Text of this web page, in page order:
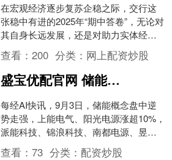
在宏观经济逐步复苏企稳之际，交行这
张稳中有进的2025年“期中答卷”，无论对
其自身长远发展，还是对助力实体经济
稳健前行，都具有重要意义。 2025年，
交行的业绩....
查看：200 分类： 网上配资炒股
盛宝优配官网 储能概念逆势走强 上能电气、阳光电源涨超10%
每经AI快讯，9月3日，储能概念盘中逆
势走强，上能电气、阳光电源涨超10%，
派能科技、锦浪科技、南都电源、昱能
科技等跟涨。....
查看：73 分类：配资炒股